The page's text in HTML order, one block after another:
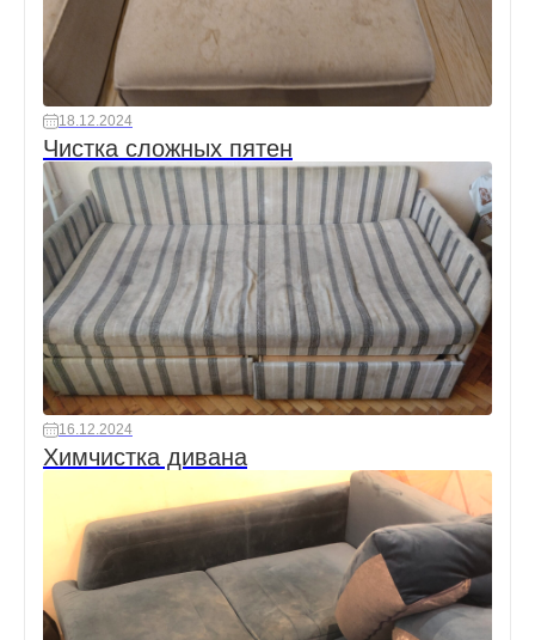
18.12.2024
Чистка сложных пятен
16.12.2024
Химчистка дивана